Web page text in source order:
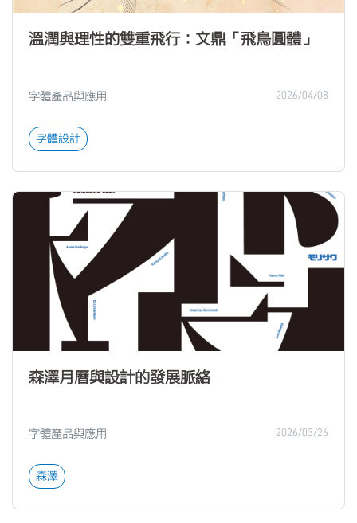
溫潤與理性的雙重飛行：文鼎「飛鳥圓體」
字體產品與應用 2026/04/08
字體設計
森澤月曆與設計的發展脈絡
字體產品與應用 2026/03/26
森澤